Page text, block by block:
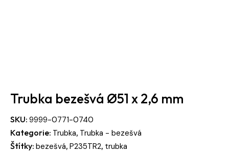
Trubka bezešvá Ø51 x 2,6 mm
SKU: 9999-0771-0740
Kategorie: Trubka, Trubka - bezešvá
Štítky: bezešvá, P235TR2, trubka